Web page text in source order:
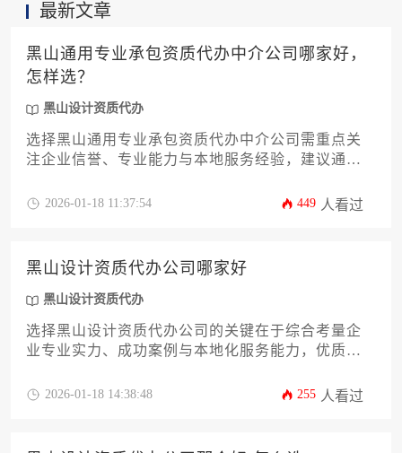
最新文章
黑山通用专业承包资质代办中介公司哪家好，
怎样选？
黑山设计资质代办
选择黑山通用专业承包资质代办中介公司需重点关
注企业信誉、专业能力与本地服务经验，建议通过
进行综合判断。
2026-01-18 11:37:54 449 人看过
黑山设计资质代办公司哪家好
黑山设计资质代办
选择黑山设计资质代办公司的关键在于综合考量企
业专业实力、成功案例与本地化服务能力，优质代
门的核心优势。
2026-01-18 14:38:48 255 人看过